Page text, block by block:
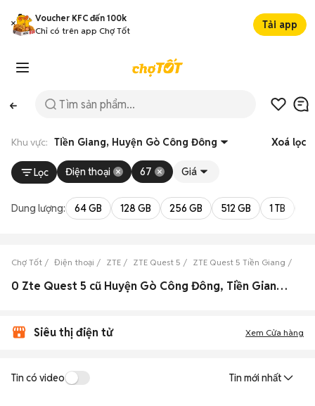
Voucher KFC đến 100k
Chỉ có trên app Chợ Tốt
Tải app
Khu vực: Tiền Giang, Huyện Gò Công Đông Xoá lọc
Lọc Điện thoại 67 Giá
Dung lượng: 64 GB 128 GB 256 GB 512 GB 1 TB
Chợ Tốt Điện thoại ZTE ZTE Quest 5 ZTE Quest 5 Tiền Giang
0 Zte Quest 5 cũ Huyện Gò Công Đông, Tiền Giang đẹp
Siêu thị điện tử Xem Cửa hàng
Tin có video Tin mới nhất